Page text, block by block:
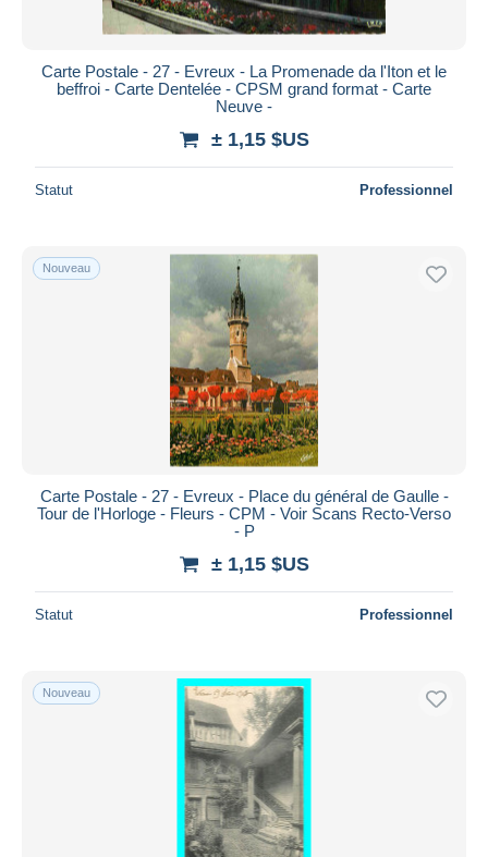
Carte Postale - 27 - Evreux - La Promenade da l'Iton et le
beffroi - Carte Dentelée - CPSM grand format - Carte
Neuve -
± 1,15 $US
Statut Professionnel
Nouveau
Carte Postale - 27 - Evreux - Place du général de Gaulle -
Tour de l'Horloge - Fleurs - CPM - Voir Scans Recto-Verso
- P
± 1,15 $US
Statut Professionnel
Nouveau